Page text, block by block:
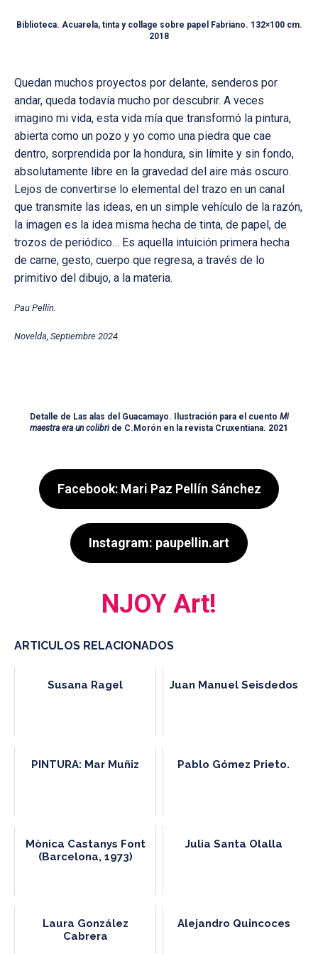
Biblioteca. Acuarela, tinta y collage sobre papel Fabriano. 132×100 cm.
2018
Quedan muchos proyectos por delante, senderos por
andar, queda todavía mucho por descubrir. A veces
imagino mi vida, esta vida mía que transformó la pintura,
abierta como un pozo y yo como una piedra que cae
dentro, sorprendida por la hondura, sin límite y sin fondo,
absolutamente libre en la gravedad del aire más oscuro.
Lejos de convertirse lo elemental del trazo en un canal
que transmite las ideas, en un simple vehículo de la razón,
la imagen es la idea misma hecha de tinta, de papel, de
trozos de periódico… Es aquella intuición primera hecha
de carne, gesto, cuerpo que regresa, a través de lo
primitivo del dibujo, a la materia.
Pau Pellín.
Novelda, Septiembre 2024.
Detalle de Las alas del Guacamayo. Ilustración para el cuento Mi
maestra era un colibride C.Morón en la revista Cruxentiana. 2021
Facebook: Mari Paz Pellín Sánchez
Instagram: paupellin.art
NJOY Art!
ARTICULOS RELACIONADOS
Susana Ragel Juan Manuel Seisdedos
PINTURA: Mar Muñiz Pablo Gómez Prieto.
Mònica Castanys Font
(Barcelona, 1973)
Julia Santa Olalla
Laura González
Cabrera
Alejandro Quincoces